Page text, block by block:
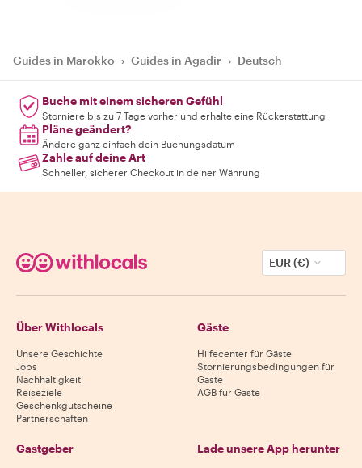
Guides in Marokko › Guides in Agadir › Deutsch
Buche mit einem sicheren Gefühl
Storniere bis zu 7 Tage vorher und erhalte eine Rückerstattung
Pläne geändert?
Ändere ganz einfach dein Buchungsdatum
Zahle auf deine Art
Schneller, sicherer Checkout in deiner Währung
EUR (€)
Über Withlocals
Unsere Geschichte
Jobs
Nachhaltigkeit
Reiseziele
Geschenkgutscheine
Partnerschaften
Gäste
Hilfecenter für Gäste
Stornierungsbedingungen für
Gäste
AGB für Gäste
Gastgeber Lade unsere App herunter